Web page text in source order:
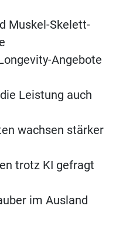
Muskel-Skelett-
Angebote
Leistung auch
wachsen stärker
trotz KI gefragt
im Ausland